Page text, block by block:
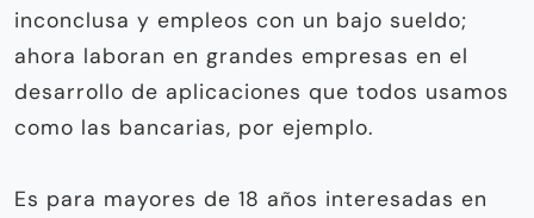
inconclusa y empleos con un bajo sueldo;
ahora laboran en grandes empresas en el
desarrollo de aplicaciones que todos usamos
como las bancarias, por ejemplo.
Es para mayores de 18 años interesadas en